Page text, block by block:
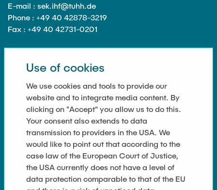
E-mail : sek.ihf@tuhh.de
Phone : +49 40 42878-3219
Fax : +49 40 42731-0201
SOCIAL MEDIA
Privacy Policy
Imprint
Use of cookies
We use cookies and tools to provide our
website and to integrate media content. By
clicking on "Accept" you allow us to do this.
Your consent also extends to data
transmission to providers in the USA. We
would like to point out that according to the
case law of the European Court of Justice,
the USA currently does not have a level of
data protection comparable to that of the EU